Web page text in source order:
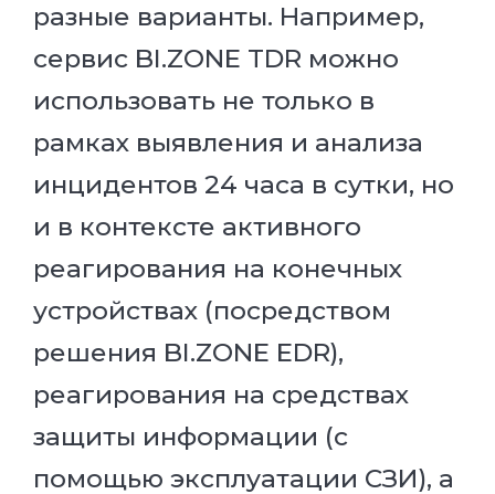
разные варианты. Например,
сервис BI.ZONE TDR можно
использовать не только в
рамках выявления и анализа
инцидентов 24 часа в сутки, но
и в контексте активного
реагирования на конечных
устройствах (посредством
решения BI.ZONE EDR),
реагирования на средствах
защиты информации (с
помощью эксплуатации СЗИ), а